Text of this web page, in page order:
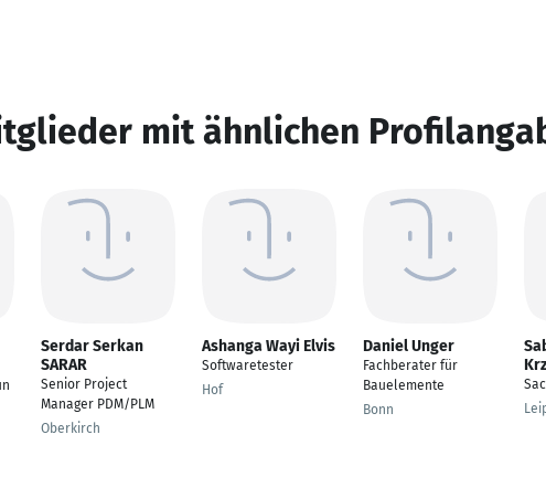
mit ähnlichen
Serdar Serkan
SARAR
Senior Project
Manager PDM/PLM
Oberkirch
Ashanga Wayi Elvis
Softwaretester
Hof
Daniel Unger
Fachberater für
Bauelemente
Bonn